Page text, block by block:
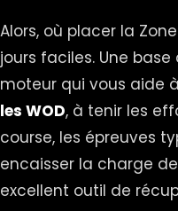
Alors, où placer la Zone
jours faciles. Une
moteur qui vous aide à
les WOD, à tenir les
course, les épreuves
encaisser la charge
excellent outil de